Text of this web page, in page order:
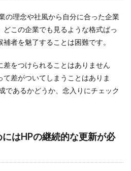
の理念や社風から自分に合った企業
この企業でも見るような格式ばっ
者を魅了することは困難です。
をつけられることはありません
差がついてしまうことはありま
であるかどうか、念入りにチェック
はHPの継続的な更新が必